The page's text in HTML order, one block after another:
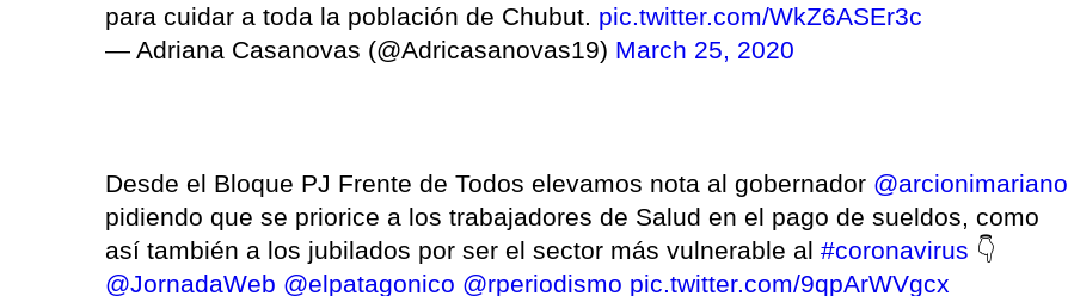
para cuidar a toda la población de Chubut. pic.twitter.com/WkZ6ASEr3c
— Adriana Casanovas (@Adricasanovas19) March 25, 2020
Desde el Bloque PJ Frente de Todos elevamos nota al gobernador @arcionimariano
pidiendo que se priorice a los trabajadores de Salud en el pago de sueldos, como
así también a los jubilados por ser el sector más vulnerable al #coronavirus 👇
@JornadaWeb @elpatagonico @rperiodismo pic.twitter.com/9qpArWVgcx